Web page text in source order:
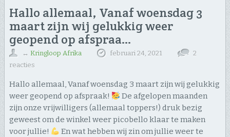
Hallo allemaal, Vanaf woensdag 3
maart zijn wij gelukkig weer
geopend op afspraa…
↔ Kringloop Afrika februari 24, 2021
2
reacties
Hallo allemaal, Vanaf woensdag 3 maart zijn wij gelukkig
weer geopend op afspraak!
De afgelopen maanden
zijn onze vrijwilligers (allemaal toppers!) druk bezig
geweest om de winkel weer picobello klaar te maken
voor jullie!
En wat hebben wij zin om jullie weer te